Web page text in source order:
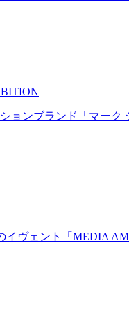
ョンブランド「マー
イヴェント「MEDIA